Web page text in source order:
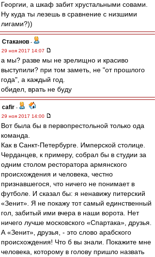
Георгии, а шкаф забит хрустальными совами.
Ну куда ты лезешь в сравнение с низшими
лигами?))
Cтаканов -
29 ноя 2017 14:07
а мы? разве мы не зрелищно и красиво
выступили? при том заметь, не "от прошлого
года", а каждый год.
обидел, врать не буду
cafir -
29 ноя 2017 14:00
Вот была бы в первопрестольной только ода
команда.
Как в Санкт-Петербурге. Имперской столице.
Черданцев, к примеру, собрал бы в студии за
одним столом ресторатора армянского
происхождения и человека, честно
признавшегося, что ничего не понимает в
футболе. И сказал бы: я ненавижу питерский
«Зенит». Я не покажу тот самый единственный
гол, забитый ими вчера в наши ворота. Нет
ничего лучше московского «Спартака», друзья.
А «Зенит», друзья, - это слово арабского
происхождения! Что б вы знали. Покажите мне
человека, которому в голову пришло назвать